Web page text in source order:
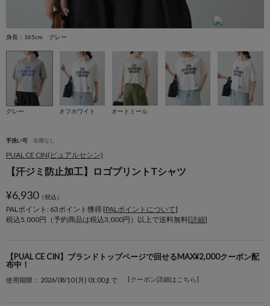
身長：165cm グレー
グレー オフホワイト オートミール
手洗い可 在庫なし
PUAL CE CIN(ピュアルセシン)
【汗ジミ防止加工】ロゴプリントTシャツ
¥6,930（税込）
PALポイント: 63ポイント獲得 [PALポイントについて]
税込5,000円（予約商品は税込3,000円）以上で送料無料[詳細]
【PUAL CE CIN】ブランドトップページで回せるMAX¥2,000クーポン配
布中！
使用期限： 2026/08/10 (月) 01:00まで [クーポン詳細はこちら]